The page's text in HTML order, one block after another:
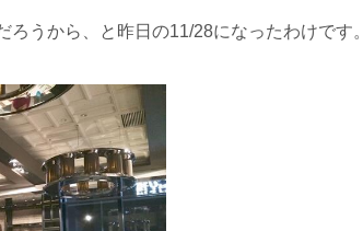
ろうから、と昨日の11/28になったわけです。